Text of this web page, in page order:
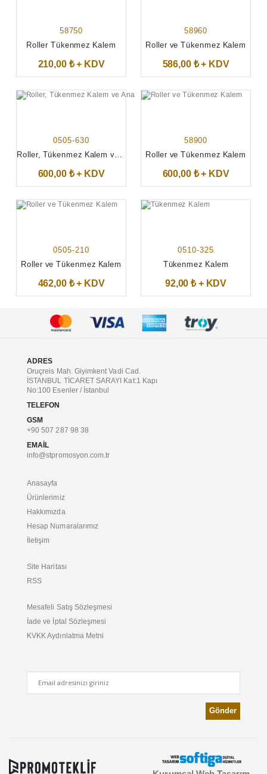
58750
Roller Tükenmez Kalem
210,00 ₺ + KDV
58960
Roller ve Tükenmez Kalem
586,00 ₺ + KDV
0505-630
Roller, Tükenmez Kalem ve Anahtarlık
600,00 ₺ + KDV
58900
Roller ve Tükenmez Kalem
600,00 ₺ + KDV
0505-210
Roller ve Tükenmez Kalem
462,00 ₺ + KDV
0510-325
Tükenmez Kalem
92,00 ₺ + KDV
ADRES
Oruçreis Mah. Giyimkent Vadi Cad.
İSTANBUL TİCARET SARAYI Kat:1 Kapı
No:100 Esenler / İstanbul
TELEFON
GSM
+90 507 287 98 38
EMAIL
info@stpromosyon.com.tr
Anasayfa
Ürünlerimiz
Hakkımızda
Hesap Numaralarımız
İletişim
Site Haritası
RSS
Mesafeli Satış Sözleşmesi
İade ve İptal Sözleşmesi
KVKK Aydınlatma Metni